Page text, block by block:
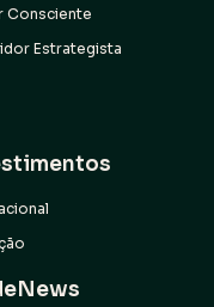
Consciente
Estrategista